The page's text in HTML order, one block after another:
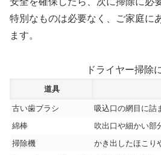
特別なものは必要なく、ご家庭に
ます。
ドライヤー掃除
道具
古い歯ブラシ
吸込口の網目に詰
綿棒
吹出口や細かい部
掃除機
かき出したほこり